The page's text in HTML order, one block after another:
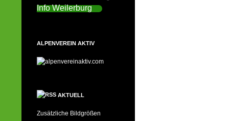
Info Weilerburg
ALPENVEREIN AKTIV
AKTUELL
Zusätzliche Bildgrößen